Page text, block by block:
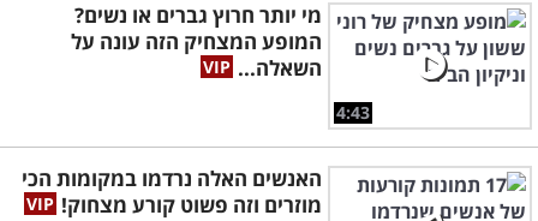
4:43
מי יותר חרוץ גברים או נשים?
המופע המצחיק הזה עונה על
השאלה...
האנשים האלה נרדמו במקומות הכי
מוזרים וזה פשוט קורע מצחוק!